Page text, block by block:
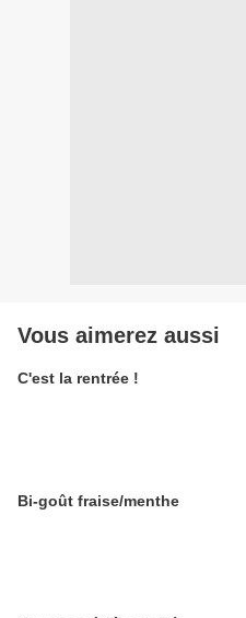
Vous aimerez aussi
C'est la rentrée !
Bi-goût fraise/menthe